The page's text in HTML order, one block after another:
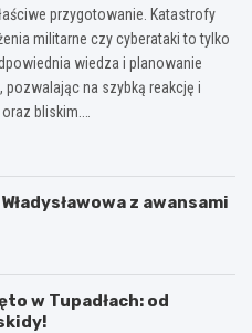
przygotowanie. Katastrofy
militarne czy cyberataki to tylko
wiedza i planowanie
na szybką reakcję i
bliskim.…
z awansami
w Tupadłach: od